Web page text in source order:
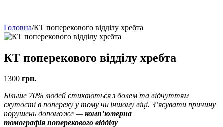
Головна/КТ поперекового відділу хребта
КТ поперекового відділу хребта
1300 грн.
Більше 70% людей стикаються з болем та відчуттям
скутості в попереку у тому чи іншому віці. З’ясувати причину
порушень допоможе —комп’ютерна
томографія поперекового відділу